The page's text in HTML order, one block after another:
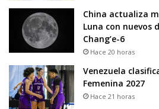
China actualiza
Luna con nuevos
Chang’e-6
Hace 20 horas
Venezuela
Femenina 2027
Hace 21 horas